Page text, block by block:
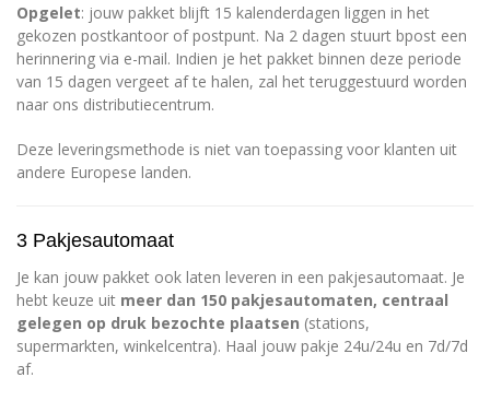
Opgelet: jouw pakket blijft 15 kalenderdagen liggen in het
gekozen postkantoor of postpunt. Na 2 dagen stuurt bpost een
herinnering via e-mail. Indien je het pakket binnen deze periode
van 15 dagen vergeet af te halen, zal het teruggestuurd worden
naar ons distributiecentrum.
Deze leveringsmethode is niet van toepassing voor klanten uit
andere Europese landen.
3 Pakjesautomaat
Je kan jouw pakket ook laten leveren in een pakjesautomaat. Je
hebt keuze uit meer dan 150 pakjesautomaten, centraal
gelegen op druk bezochte plaatsen (stations,
supermarkten, winkelcentra). Haal jouw pakje 24u/24u en 7d/7d
af.